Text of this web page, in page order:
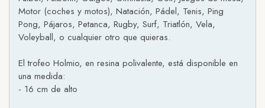
Motor (coches y motos), Natación, Pádel, Tenis, Ping
Pong, Pájaros, Petanca, Rugby, Surf, Triatlón, Vela,
Voleyball, o cualquier otro que quieras.
El trofeo Holmio, en resina polivalente, está disponible en
una medida:
- 16 cm de alto